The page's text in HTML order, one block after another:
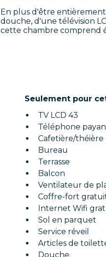
En plus d'être entièrement
douche, d'une télévision
cette chambre comprend
Seulement pour
TV LCD 43
Téléphone
Cafetière/théière
Bureau
Terrasse
Balcon
Ventilateur de
Coffre-fort
Internet Wifi
Sol en parquet
Service réveil
Articles de
Douche